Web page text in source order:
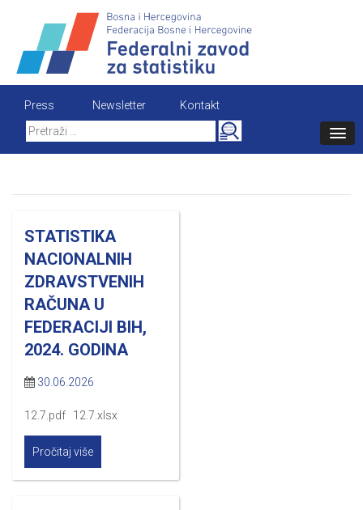
content
Press Newsletter
Kontakt
Search
for:
STATISTIKA
NACIONALNIH
ZDRAVSTVENIH
RAČUNA U
FEDERACIJI BIH,
2024. GODINA
30.06.2026
12.7.pdf 12.7.xlsx
Pročitaj više